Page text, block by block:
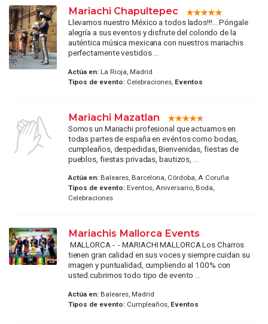
Mariachi Chapultepec
Llevamos nuestro México a todos lados!!!... Póngale
alegría a sus eventos y disfrute del colorido de la
auténtica música mexicana con nuestros mariachis
perfectamente vestidos ...
Actúa en:La Rioja, Madrid
Tipos de evento:Celebraciones, Eventos
Mariachi Mazatlan
Somos un Mariachi profesional que actuamos en
todas partes de españa en evéntos como bodas,
cumpleaños, despedidas, Bienvenidas, fiestas de
pueblos, fiestas privadas, bautizos, ...
Actúa en:Baleares, Barcelona, Córdoba, A Coruña
Tipos de evento:Eventos, Aniversario, Boda,
Celebraciones
Mariachis Mallorca Events
MALLORCA - - MARIACHI MALLORCA Los Charros
tienen gran calidad en sus voces y siempre cuidan su
imagen y puntualidad, cumpliendo al 100% con
usted.cubrimos todo tipo de evento ...
Actúa en:Baleares, Madrid
Tipos de evento:Cumpleaños, Eventos